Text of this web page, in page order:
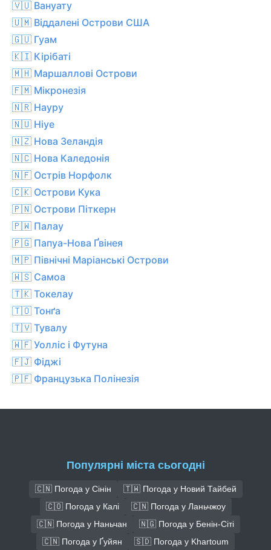
🇻🇺 Вануату
🇺🇲 Віддалені Острови США
🇬🇺 Гуам
🇰🇮 Кірібаті
🇲🇭 Маршаллові Острови
🇫🇲 Мікронезія
🇳🇷 Науру
🇳🇺 Ніуе
🇳🇿 Нова Зеландія
🇳🇨 Нова Каледонія
🇳🇫 Острів Норфолк
🇨🇰 Острови Кука
🇵🇳 Острови Піткерн
🇵🇼 Палау
🇵🇬 Папуа-Нова Ґвінея
🇲🇵 Північні Маріанські Острови
🇼🇸 Самоа
🇹🇰 Токелау
🇹🇴 Тонґа
🇹🇻 Тувалу
🇼🇫 Уолліс і Футуна
🇫🇯 Фіджі
🇵🇫 Французька Полінезія
Популярні міста сьогодні
🇨🇳 Погода у Сінін
🇹🇼 Погода у Новий Тайбей
🇨🇴 Погода у Калі
🇨🇳 Погода у Ланьчжоу
🇨🇳 Погода у Наньчан
🇳🇬 Погода у Бенін-Сіті
🇨🇳 Погода у Ґуйян
🇸🇩 Погода у Khartoum